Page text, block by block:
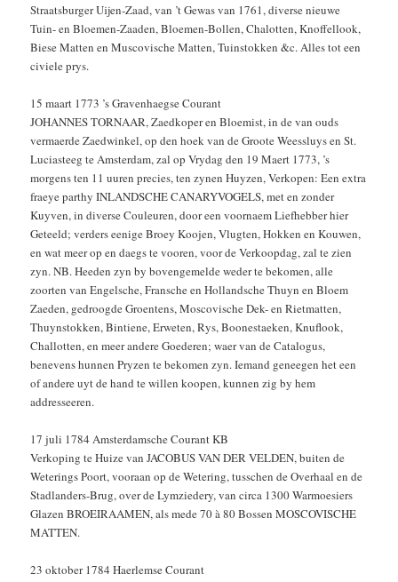
Straatsburger Uijen-Zaad, van ’t Gewas van 1761, diverse nieuwe
Tuin- en Bloemen-Zaaden, Bloemen-Bollen, Chalotten, Knoffellook,
Biese Matten en Muscovische Matten, Tuinstokken &c. Alles tot een
civiele prys.
15 maart 1773 ’s Gravenhaegse Courant
JOHANNES TORNAAR, Zaedkoper en Bloemist, in de van ouds
vermaerde Zaedwinkel, op den hoek van de Groote Weessluys en St.
Luciasteeg te Amsterdam, zal op Vrydag den 19 Maert 1773, ’s
morgens ten 11 uuren precies, ten zynen Huyzen, Verkopen: Een extra
fraeye parthy INLANDSCHE CANARYVOGELS, met en zonder
Kuyven, in diverse Couleuren, door een voornaem Liefhebber hier
Geteeld; verders eenige Broey Koojen, Vlugten, Hokken en Kouwen,
en wat meer op en daegs te vooren, voor de Verkoopdag, zal te zien
zyn. NB. Heeden zyn by bovengemelde weder te bekomen, alle
zoorten van Engelsche, Fransche en Hollandsche Thuyn en Bloem
Zaeden, gedroogde Groentens, Moscovische Dek- en Rietmatten,
Thuynstokken, Bintiene, Erweten, Rys, Boonestaeken, Knuflook,
Challotten, en meer andere Goederen; waer van de Catalogus,
benevens hunnen Pryzen te bekomen zyn. Iemand geneegen het een
of andere uyt de hand te willen koopen, kunnen zig by hem
addresseeren.
17 juli 1784 Amsterdamsche Courant KB
Verkoping te Huize van JACOBUS VAN DER VELDEN, buiten de
Weterings Poort, vooraan op de Wetering, tusschen de Overhaal en de
Stadlanders-Brug, over de Lymziedery, van circa 1300 Warmoesiers
Glazen BROEIRAAMEN, als mede 70 à 80 Bossen MOSCOVISCHE
MATTEN.
23 oktober 1784 Haerlemse Courant